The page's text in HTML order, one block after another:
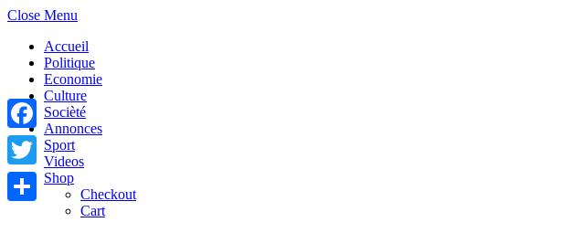
Close Menu
Accueil
Politique
Economie
Culture
Socièté
Annonces
Sport
Videos
Shop
Checkout
Cart
Facebook
Twitter